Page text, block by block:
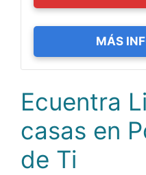
MÁS
Ecuentra
casas en
de Ti